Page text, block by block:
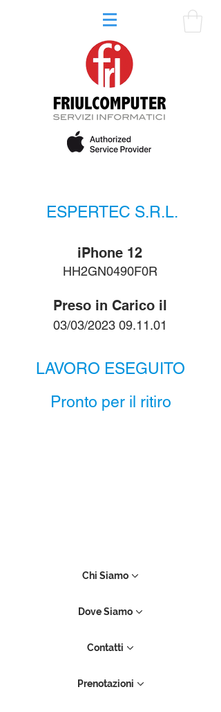
ESPERTEC S.R.L.
HH2GN0490F0R
iPhone 12
Preso in Carico il
03/03/2023 09.11.01
LAVORO ESEGUITO
Pronto per il ritiro
Chi Siamo
Dove Siamo
Contatti
Prenotazioni